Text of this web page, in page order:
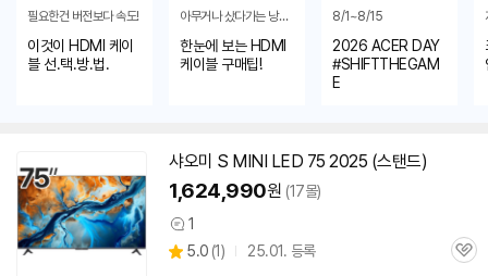
필요한건 버전보다 속도!
이것이 HDMI 케이
블 선.택.방.법.
아무거나 샀다가는 낭패...
한눈에 보는 HDMI
케이블 구매팁!
8/1~8/15
2026 ACER DAY
#SHIFTTHEGAM
E
샤오미 S MINI LED 75 2025 (스탠드)
1,624,990원 (17몰)
상
품
1
별
5.0 (상
1) 25.01. 등록
관